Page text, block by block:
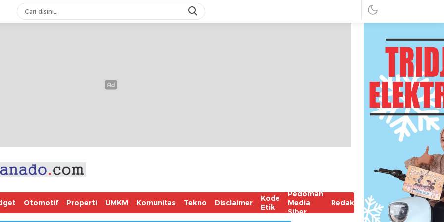
Otomotif Properti UMKM Komunitas Tekno Disclaimer
Kode
Etik
Pedoman
Media
Siber
Redaksi